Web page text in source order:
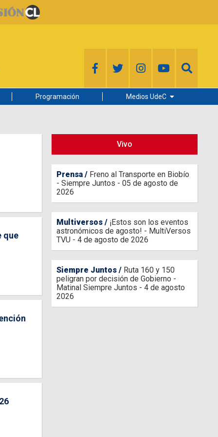
Programación Medios UdeC
Radio UdeC
que
Vivo
Prensa
Freno al Transporte en Biobío
- Siempre Juntos - 05 de agosto de
2026
Multiversos
¡Estos son los eventos
astronómicos de agosto! - MultiVersos
TVU - 4 de agosto de 2026
Siempre Juntos
Ruta 160 y 150
peligran por decisión de Gobierno -
Matinal Siempre Juntos - 4 de agosto
2026